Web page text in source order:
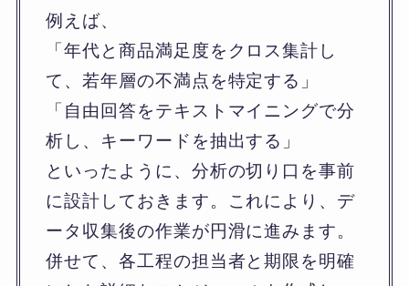
例えば、
「年代と商品満足度をクロス集計し
て、若年層の不満点を特定する」
「自由回答をテキストマイニングで分
析し、キーワードを抽出する」
といったように、分析の切り口を事前
に設計しておきます。これにより、デ
ータ収集後の作業が円滑に進みます。
併せて、各工程の担当者と期限を明確